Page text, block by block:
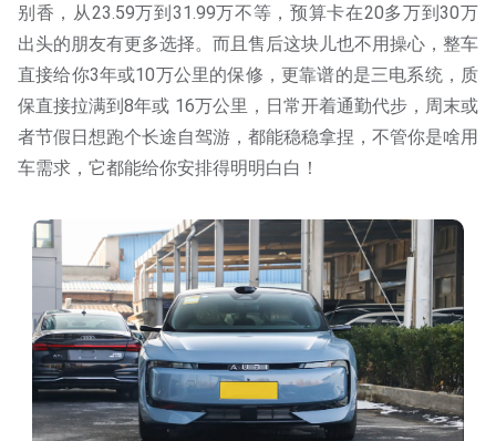
别香，从23.59万到31.99万不等，预算卡在20多万到30万
出头的朋友有更多选择。而且售后这块儿也不用操心，整车
直接给你3年或10万公里的保修，更靠谱的是三电系统，质
保直接拉满到8年或 16万公里，日常开着通勤代步，周末或
者节假日想跑个长途自驾游，都能稳稳拿捏，不管你是啥用
车需求，它都能给你安排得明明白白！